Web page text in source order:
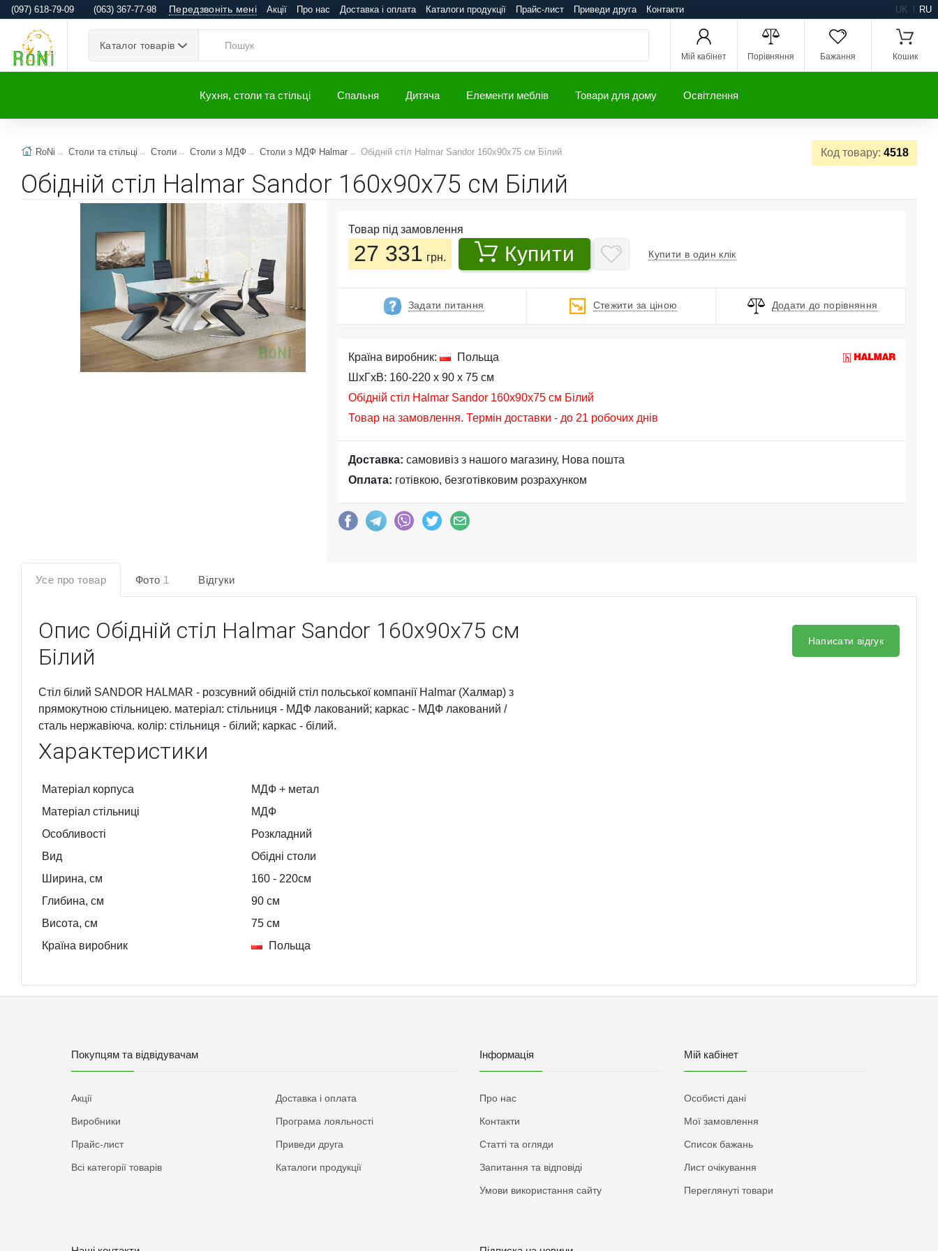
(097) 618-79-09 (063) 367-77-98 Передзвоніть мені Акції Про нас Доставка і оплата Каталоги продукції Прайс-лист Приведи друга Контакти UK RU
Каталог товарів
Мій кабінет Порівняння Бажання Кошик
Кухня, столи та стільці Спальня Дитяча Елементи меблів Товари для дому Освітлення
Код товару: 4518
RoNi Столи та стільці Столи Столи з МДФ Столи з МДФ Halmar Обідній стіл Halmar Sandor 160x90x75 см Білий
Обідній стіл Halmar Sandor 160x90x75 см Білий
Товар під замовлення
27 331 грн. Купити Купити в один клік
Задати питання Стежити за ціною Додати до порівняння
Країна виробник:
Польща
ШхГхВ: 160-220 x 90 x 75 см
Обідній стіл Halmar Sandor 160x90x75 см Білий
Товар на замовлення. Термін доставки - до 21 робочих днів
Доставка: самовивіз з нашого магазину, Нова пошта
Оплата: готівкою, безготівковим розрахунком
Усе про товар Фото 1 Відгуки
Опис Обідній стіл Halmar Sandor 160x90x75 см
Білий
Стіл білий SANDOR HALMAR - розсувний обідній стіл польської компанії Halmar (Халмар) з
прямокутною стільницею. матеріал: стільниця - МДФ лакований; каркас - МДФ лакований /
сталь нержавіюча. колір: стільниця - білий; каркас - білий.
Характеристики
Матеріал корпуса
МДФ + метал
Матеріал стільниці
МДФ
Особливості
Розкладний
Вид
Обідні столи
Ширина, см
160- 220см
Глибина, см
90 см
Висота, см
75 см
Країна виробник
Польща
Написати відгук
Покупцям та відвідувачам
Акції
Виробники
Прайс-лист
Всі категорії товарів
Доставка і оплата
Програма лояльності
Приведи друга
Каталоги продукції
Інформація
Про нас
Контакти
Статті та огляди
Запитання та відповіді
Умови використання сайту
Мій кабінет
Особисті дані
Мої замовлення
Список бажань
Лист очікування
Переглянуті товари